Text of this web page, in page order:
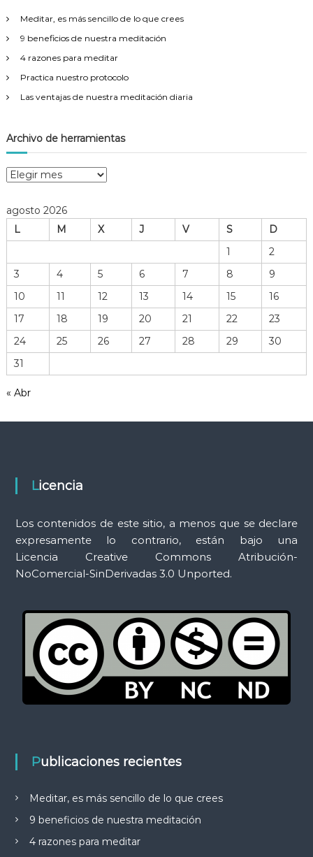
:
Meditar, es más sencillo de lo que crees
9 beneficios de nuestra meditación
4 razones para meditar
Practica nuestro protocolo
Las ventajas de nuestra meditación diaria
Archivo de herramientas
A
h
o
h
r
m
i
n
agosto 2026
L
M X J V S
D
1
2
3
4 5 6 7 8
9
10
11 12 13 14 15
16
17
18 19 20 21 22
23
24
25 26 27 28 29
30
31
« Abr
Licencia
Los contenidos de este sitio, a menos que se declare
expresamente lo contrario, están bajo una
Licencia Creative Commons Atribución-
NoComercial-SinDerivadas 3.0 Unported.
Publicaciones recientes
Meditar, es más sencillo de lo que crees
9 beneficios de nuestra meditación
4 razones para meditar